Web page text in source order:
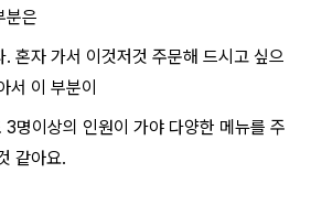
분은
혼자 가서 이것저것 주문해 드시고 싶으
서 이 부분이
명이상의 인원이 가야 다양한 메뉴를 주
같아요.